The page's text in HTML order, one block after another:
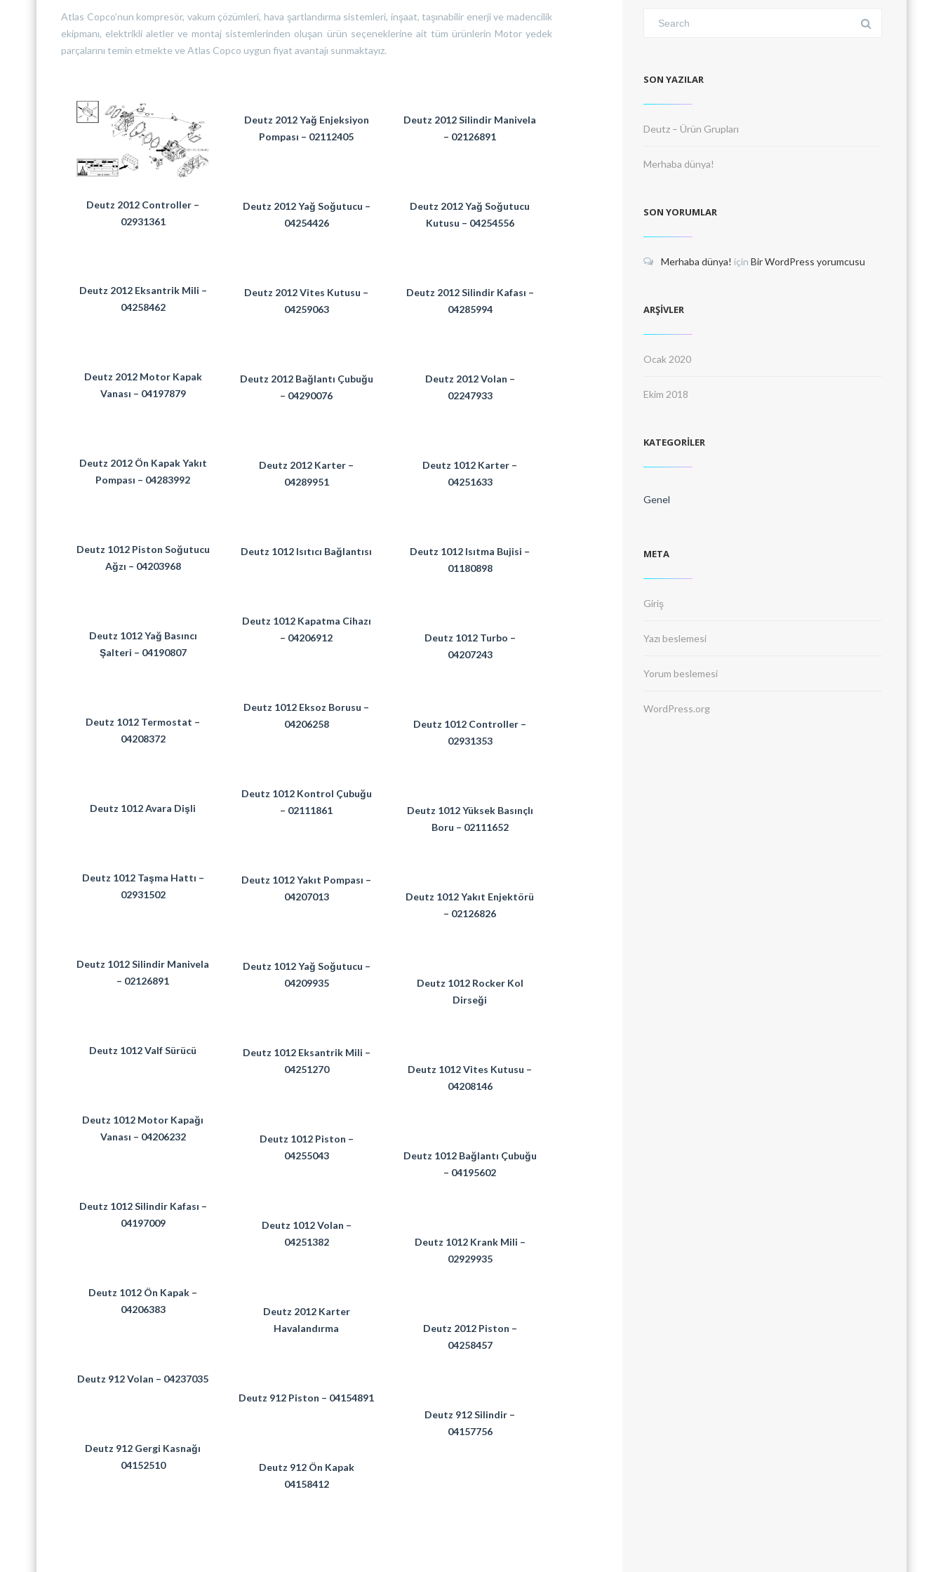
Atlas Copco’nun kompresör, vakum çözümleri, hava şartlandırma sistemleri, inşaat, taşınabilir enerji ve madencilik
ekipmanı, elektrikli aletler ve montaj sistemlerinden oluşan ürün seçeneklerine ait tüm ürünlerin Motor yedek
parçalarını temin etmekte ve Atlas Copco uygun fiyat avantajı sunmaktayız.
Deutz 2012 Controller –
02931361
Deutz 2012 Yağ Enjeksiyon
Pompası – 02112405
Deutz 2012 Silindir Manivela
– 02126891
Deutz 2012 Yağ Soğutucu –
04254426
Deutz 2012 Yağ Soğutucu
Kutusu – 04254556
Deutz 2012 Eksantrik Mili –
04258462
Deutz 2012 Vites Kutusu –
04259063
Deutz 2012 Silindir Kafası –
04285994
Deutz 2012 Motor Kapak
Vanası – 04197879
Deutz 2012 Bağlantı Çubuğu
– 04290076
Deutz 2012 Volan –
02247933
Deutz 2012 Ön Kapak Yakıt
Pompası – 04283992
Deutz 2012 Karter –
04289951
Deutz 1012 Karter –
04251633
Deutz 1012 Piston Soğutucu
Ağzı – 04203968
Deutz 1012 Isıtıcı Bağlantısı
Deutz 1012 Isıtma Bujisi –
01180898
Deutz 1012 Kapatma Cihazı
– 04206912
Deutz 1012 Yağ Basıncı
Şalteri – 04190807
Deutz 1012 Turbo –
04207243
Deutz 1012 Eksoz Borusu –
04206258
Deutz 1012 Termostat –
04208372
Deutz 1012 Controller –
02931353
Deutz 1012 Kontrol Çubuğu
– 02111861
Deutz 1012 Avara Dişli
Deutz 1012 Yüksek Basınçlı
Boru – 02111652
Deutz 1012 Taşma Hattı –
02931502
Deutz 1012 Yakıt Pompası –
04207013
Deutz 1012 Yakıt Enjektörü
– 02126826
Deutz 1012 Silindir Manivela
– 02126891
Deutz 1012 Yağ Soğutucu –
04209935
Deutz 1012 Rocker Kol
Dirseği
Deutz 1012 Valf Sürücü
Deutz 1012 Eksantrik Mili –
04251270
Deutz 1012 Vites Kutusu –
04208146
Deutz 1012 Motor Kapağı
Vanası – 04206232
Deutz 1012 Piston –
04255043
Deutz 1012 Bağlantı Çubuğu
– 04195602
Deutz 1012 Silindir Kafası –
04197009
Deutz 1012 Volan –
04251382
Deutz 1012 Krank Mili –
02929935
Deutz 1012 Ön Kapak –
04206383
Deutz 2012 Karter
Havalandırma
Deutz 2012 Piston –
04258457
Deutz 912 Volan – 04237035
Deutz 912 Piston – 04154891
Deutz 912 Silindir –
04157756
Deutz 912 Gergi Kasnağı
04152510
Deutz 912 Ön Kapak
04158412
SON YAZILAR
Deutz – Ürün Grupları
Merhaba dünya!
SON YORUMLAR
Merhaba dünya! için Bir WordPress yorumcusu
ARŞIVLER
Ocak 2020
Ekim 2018
KATEGORILER
Genel
META
Giriş
Yazı beslemesi
Yorum beslemesi
WordPress.org